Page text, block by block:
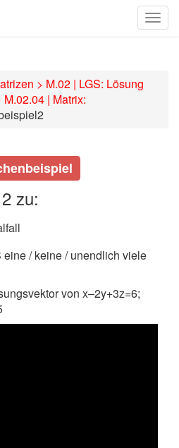
> M.02 | LGS: Lösung
M.02.04 | Matrix:
zu:
eine / keine / unendlich viele
von x–2y+3z=6;